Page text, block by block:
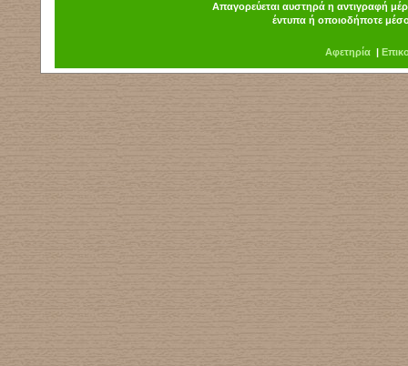
Απαγορεύεται αυστηρά η αντιγραφή
έντυπα ή οποιοδήποτε
Αφετηρία|